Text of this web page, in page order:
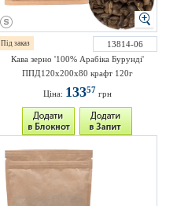
Під заказ
13814-06
Кава зерно '100% Арабіка Бурунді'
ППД120х200х80 крафт 120г
Ціна: 13357 грн